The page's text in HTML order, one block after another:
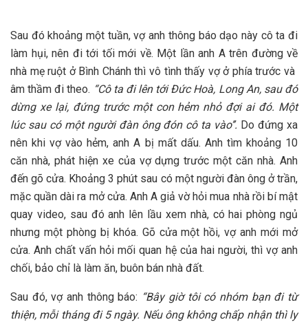
Sau đó khoảng một tuần, vợ anh thông báo dạo này cô ta đi
làm hụi, nên đi tới tối mới về. Một lần anh A trên đường về
nhà mẹ ruột ở Bình Chánh thì vô tình thấy vợ ở phía trước và
âm thầm đi theo. “Cô ta đilên tới Đức Hoà, Long An, sau đó
dừng xe lại, đứng trước một con hẻm nhỏ đợi ai đó. Một
lúc sau có một người đàn ông đón cô ta vào’’. Do đứng xa
nên khi vợ vào hẻm, anh A bị mất dấu. Anh tìm khoảng 10
căn nhà, phát hiện xe của vợ dựng trước một căn nhà. Anh
đến gõ cửa. Khoảng 3 phút sau có một người đàn ông ở trần,
mặc quần dài ra mở cửa. Anh A giả vờ hỏi mua nhà rồi bí mật
quay video, sau đó anh lên lầu xem nhà, có hai phòng ngủ
nhưng một phòng bị khóa. Gõ cửa một hồi, vợ anh mới mở
cửa. Anh chất vấn hỏi mối quan hệ của hai người, thì vợ anh
chối, bảo chỉ là làm ăn, buôn bán nhà đất.
Sau đó, vợ anh thông báo: “Bây giờ tôi có nhóm bạn đi từ
thiện, mỗi tháng đi 5 ngày. Nếu ông không chấp nhận thì ly